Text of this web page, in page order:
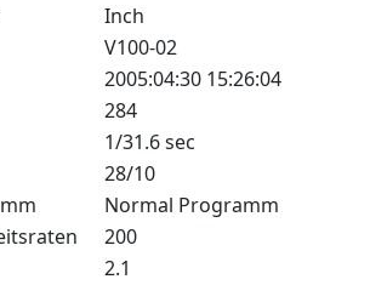
Inch
V100-02
2005:04:30 15:26:04
284
1/31.6 sec
28/10
Normal Programm
200
2.1